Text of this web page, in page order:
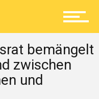
bemängelt
zwischen
und